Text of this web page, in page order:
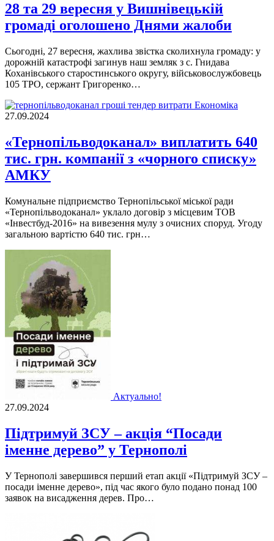
28 та 29 вересня у Вишнівецькій
громаді оголошено Днями жалоби
Сьогодні, 27 вересня, жахлива звістка сколихнула громаду: у
дорожній катастрофі загинув наш земляк з с. Гнидава
Коханівського старостинського округу, військовослужбовець
105 ТРО, сержант Григоренко…
Економіка
27.09.2024
«Тернопільводоканал» виплатить 640
тис. грн. компанії з «чорного списку»
АМКУ
Комунальне підприємство Тернопільської міської ради
«Тернопільводоканал» уклало договір з місцевим ТОВ
«Інвестбуд-2016» на вивезення мулу з очисних споруд. Угоду
загальною вартістю 640 тис. грн…
Актуально!
27.09.2024
Підтримуй ЗСУ – акція “Посади
іменне дерево” у Тернополі
У Тернополі завершився перший етап акції «Підтримуй ЗСУ –
посади іменне дерево», під час якого було подано понад 100
заявок на висадження дерев. Про…